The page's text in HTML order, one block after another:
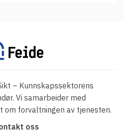
– Kunnskapssektorens
Vi samarbeider med
om forvaltningen av tjenesten.
oss